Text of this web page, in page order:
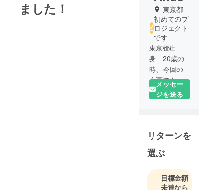
ました！
東京都
初めてのプ
ロジェクト
です
東京都出
身 20歳の
時、今回の
企画でも全
面的に協力
をいただい
ファエイハ
ました。
雑巾時代を
経てディレ
メッセー
ジを送る
リターンを
選ぶ
目標金額
未達なら